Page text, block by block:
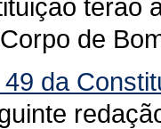
terão
de
da